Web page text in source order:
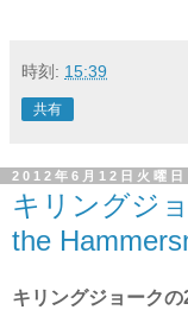
時刻: 15:39
共有
2012年6月12日火曜日
キリングジ
the
キリングジョーク